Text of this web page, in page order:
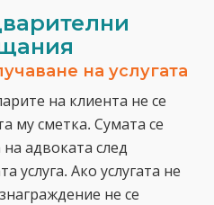
на услугата
на клиента не се
му сметка. Сумата се
адвоката след
услуга. Ако услугата не
не се